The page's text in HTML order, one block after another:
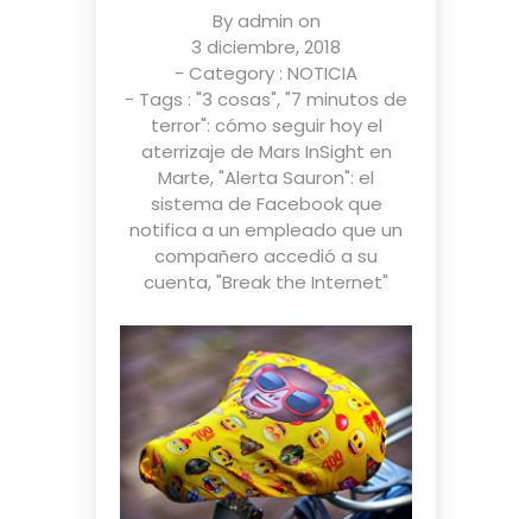
Byadmin on
3 diciembre, 2018
- Category : NOTICIA
- Tags : "3 cosas","7 minutos de
terror": cómo seguir hoy el
aterrizaje de Mars InSight en
Marte,"Alerta Sauron": el
sistema de Facebook que
notifica a un empleado que un
compañero accedió a su
cuenta,"Break the Internet"